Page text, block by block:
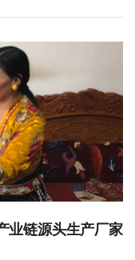
业链源头生产厂家